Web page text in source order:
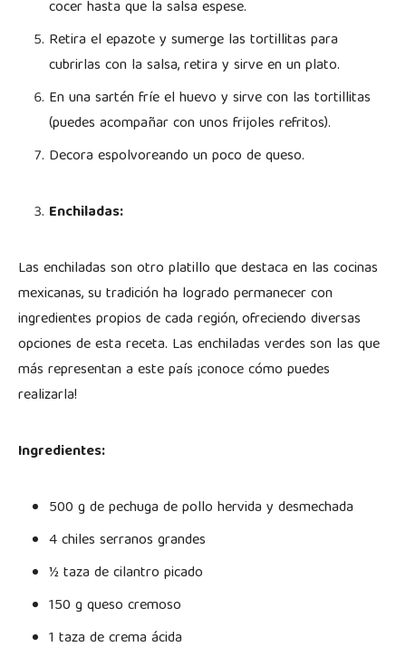
cocer hasta que la salsa espese.
Retira el epazote y sumerge las tortillitas para
cubrirlas con la salsa, retira y sirve en un plato.
En una sartén fríe el huevo y sirve con las tortillitas
(puedes acompañar con unos frijoles refritos).
Decora espolvoreando un poco de queso.
Enchiladas:
Las enchiladas son otro platillo que destaca en las cocinas
mexicanas, su tradición ha logrado permanecer con
ingredientes propios de cada región, ofreciendo diversas
opciones de esta receta. Las enchiladas verdes son las que
más representan a este país ¡conoce cómo puedes
realizarla!
Ingredientes:
500 g de pechuga de pollo hervida y desmechada
4 chiles serranos grandes
½ taza de cilantro picado
150 g queso cremoso
1 taza de crema ácida